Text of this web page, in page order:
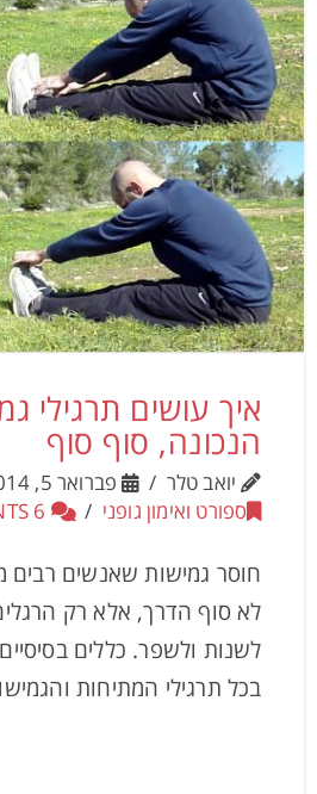
איך עושים תרגילי
הנכונה, סוף סוף
יואב טלר
פברואר 5, 2014
ספורט ואימון גופני
חוסר גמישות שאנשים רבים
לא סוף הדרך, אלא רק
לשנות ולשפר. כללים
בכל תרגילי המתיחות